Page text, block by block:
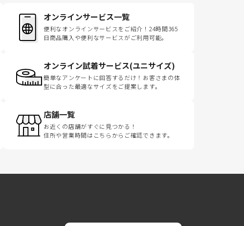
オンラインサービス一覧
便利なオンラインサービスをご紹介！24時間365
日商品購入や便利なサービスがご利用可能。
オンライン試着サービス(ユニサイズ)
簡単なアンケートに回答するだけ！お客さまの体
型に合った最適なサイズをご提案します。
店舗一覧
お近くの店舗がすぐに見つかる！
住所や営業時間はこちらからご確認できます。